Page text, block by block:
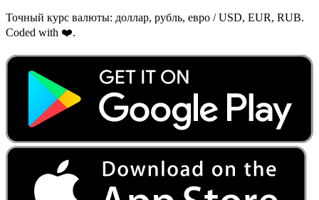
Точный курс валюты: доллар, рубль, евро / USD, EUR, RUB.
Coded with ❤️.